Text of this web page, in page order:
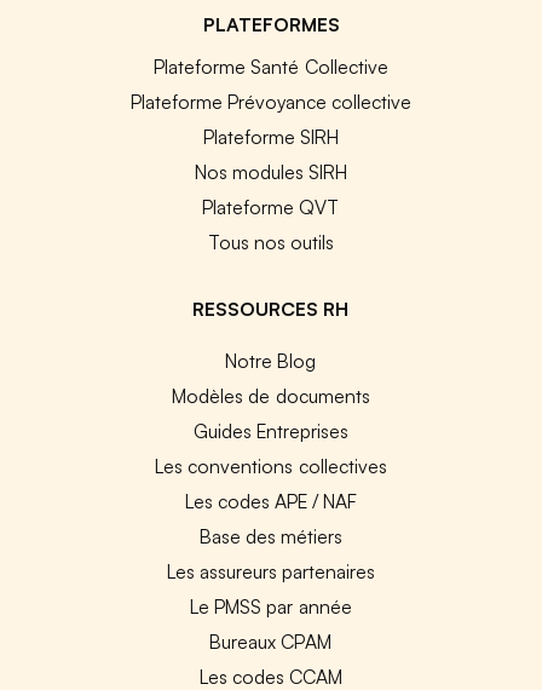
PLATEFORMES
Plateforme Santé Collective
Plateforme Prévoyance collective
Plateforme SIRH
Nos modules SIRH
Plateforme QVT
Tous nos outils
RESSOURCES RH
Notre Blog
Modèles de documents
Guides Entreprises
Les conventions collectives
Les codes APE / NAF
Base des métiers
Les assureurs partenaires
Le PMSS par année
Bureaux CPAM
Les codes CCAM